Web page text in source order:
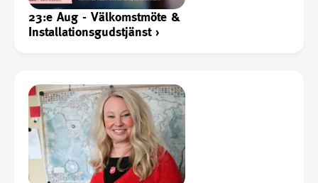
23:e Aug - Välkomstmöte &
Installationsgudstjänst›